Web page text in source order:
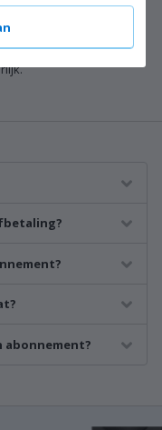
maandelijks
van je
abonnement?